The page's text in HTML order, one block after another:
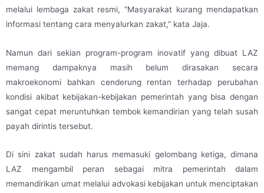
melalui lembaga zakat resmi, “Masyarakat kurang mendapatkan
informasi tentang cara menyalurkan zakat,” kata Jaja.
Namun dari sekian program-program inovatif yang dibuat LAZ
memang dampaknya masih belum dirasakan secara
makroekonomi bahkan cenderung rentan terhadap perubahan
kondisi akibat kebijakan-kebijakan pemerintah yang bisa dengan
sangat cepat meruntuhkan tembok kemandirian yang telah susah
payah dirintis tersebut.
Di sini zakat sudah harus memasuki gelombang ketiga, dimana
LAZ mengambil peran sebagai mitra pemerintah dalam
memandirikan umat melalui advokasi kebijakan untuk menciptakan